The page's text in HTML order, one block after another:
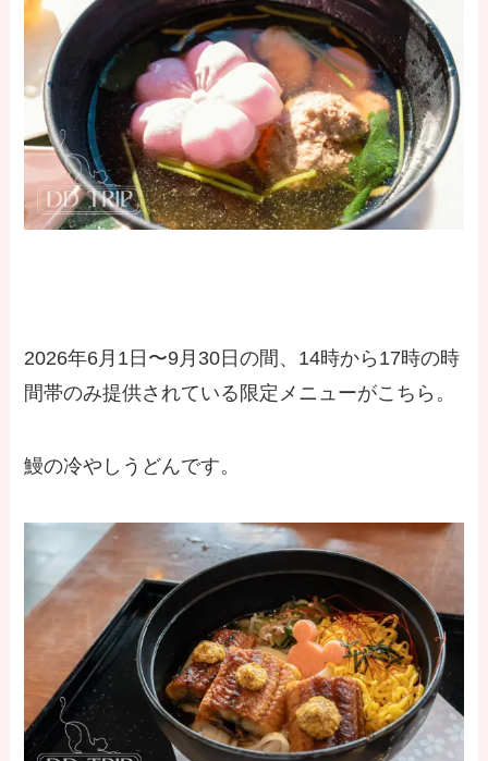
2026年6月1日〜9月30日の間、14時から17時の時
間帯のみ提供されている限定メニューがこちら。
鰻の冷やしうどんです。